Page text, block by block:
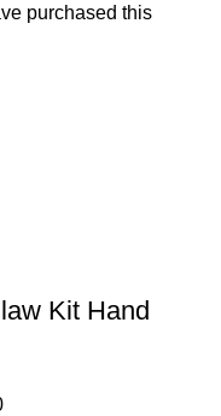
purchased this
Kit Hand